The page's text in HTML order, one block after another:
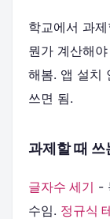
학교에서 과
뭔가 계산해
해봄. 앱 설치
쓰면 됨.
과제할 때 쓰
글자수 세기 -
수임. 정규식